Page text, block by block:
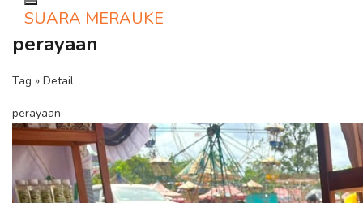
Toggle navigation
SUARA MERAUKE
perayaan
Tag » Detail
perayaan